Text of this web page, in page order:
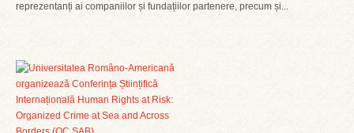
reprezentanți ai companiilor și fundațiilor partenere, precum și...